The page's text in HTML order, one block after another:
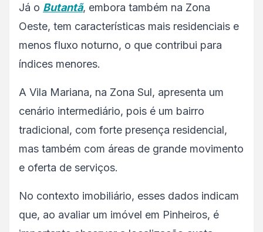
Já o Butantã, embora também na Zona
Oeste, tem características mais residenciais e
menos fluxo noturno, o que contribui para
índices menores.
A Vila Mariana, na Zona Sul, apresenta um
cenário intermediário, pois é um bairro
tradicional, com forte presença residencial,
mas também com áreas de grande movimento
e oferta de serviços.
No contexto imobiliário, esses dados indicam
que, ao avaliar um imóvel em Pinheiros, é